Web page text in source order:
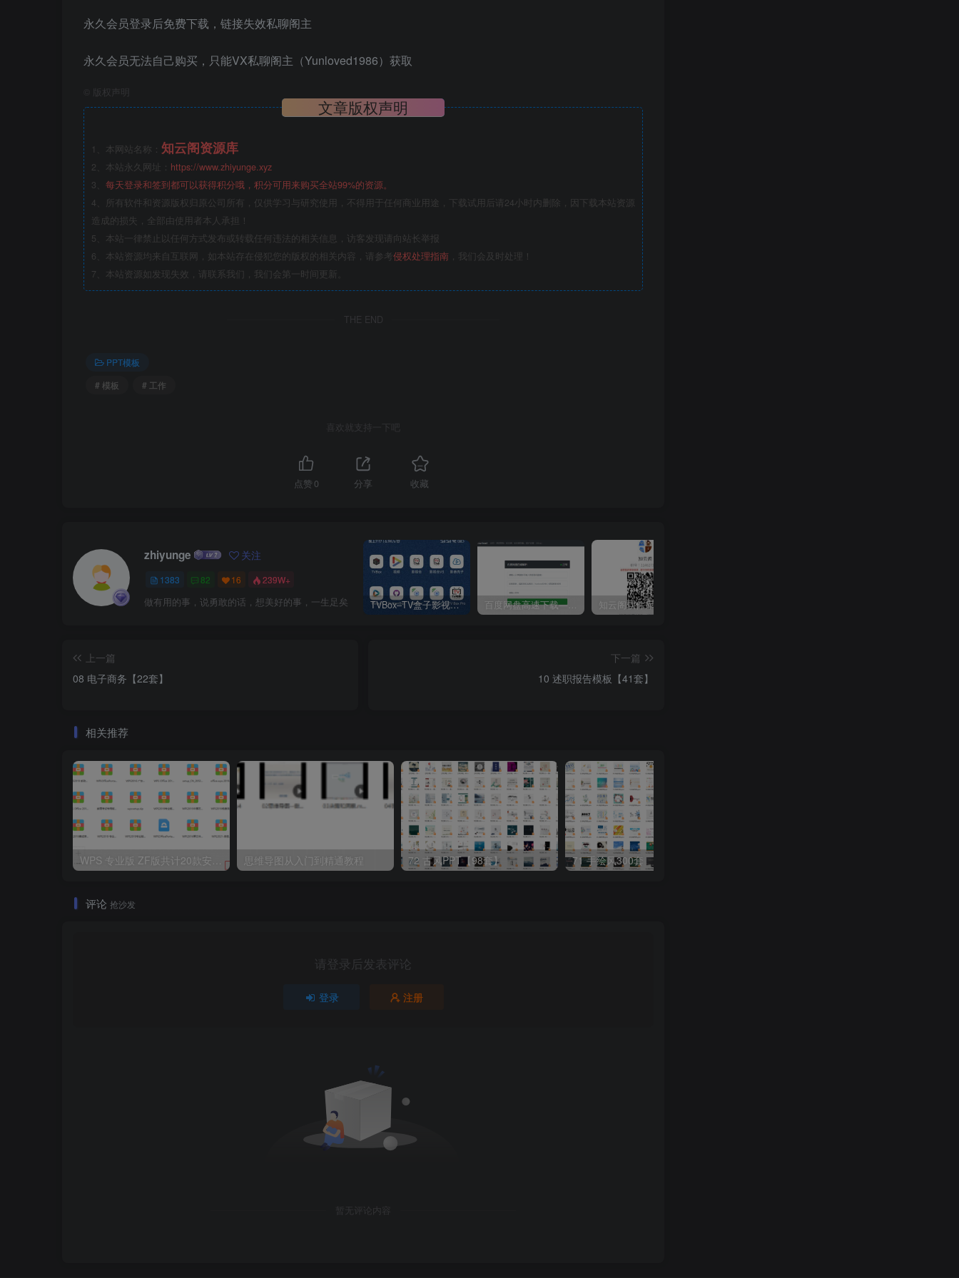
永久会员登录后免费下载，链接失效私聊阁主
永久会员无法自己购买，只能VX私聊阁主（Yunloved1986）获取
版权声明
文章版权声明
1、本网站名称： 知云阁资源库
2、本站永久网址： https://www.zhiyunge.xyz
3、 每天登录和签到都可以获得积分哦，积分可用来购买全站99%的资源。
4、所有软件和资源版权归原公司所有，仅供学习与研究使用，不得用于任何商业用途，下载试用后请24小时内删除，因下载本站资源
造成的损失，全部由使用者本人承担！
5、本站一律禁止以任何方式发布或转载任何违法的相关信息，访客发现请向站长举报
6、本站资源均来自互联网，如本站存在侵犯您的版权的相关内容，请参考侵权处理指南 ，我们会及时处理！
7、本站资源如发现失效，请联系我们，我们会第一时间更新。
THE END
PPT模板
# 模板
# 工作
喜欢就支持一下吧
点赞 0 分享 收藏
zhiyunge 关注
1383 82 16 239W+
做有用的事，说勇敢的话，想美好的事，一生足矣 TVBox–TV盒子影视神器【附视频源和下载地址】【附自带源软件】 百度网盘高速下载——解析站点汇总
上一篇
08 电子商务【22套】
下一篇
10 述职报告模板【41套】
相关推荐
WPS 专业版 ZF版共计20款安装包集合 思维导图从入门到精通教程 72 古风PPT【98套】 71 手绘风300套
评论 抢沙发
请登录后发表评论
登录 注册
暂无评论内容